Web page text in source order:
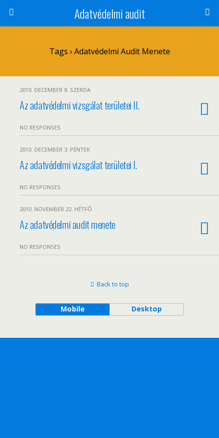
Adatvédelmi audit
Tags › Adatvédelmi Audit Menete
2010. DECEMBER 8. SZERDA
Az adatvédelmi vizsgálat területei II.
NO RESPONSES
2010. DECEMBER 3. PÉNTEK
Az adatvédelmi vizsgálat területei I.
NO RESPONSES
2010. NOVEMBER 22. HÉTFŐ
Az adatvédelmi audit menete
NO RESPONSES
Back to top
Mobile Desktop